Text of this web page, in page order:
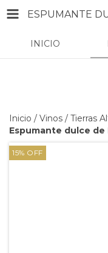
INICIO
Inicio / Vinos / Tierras
Espumante dulce de
15% OFF